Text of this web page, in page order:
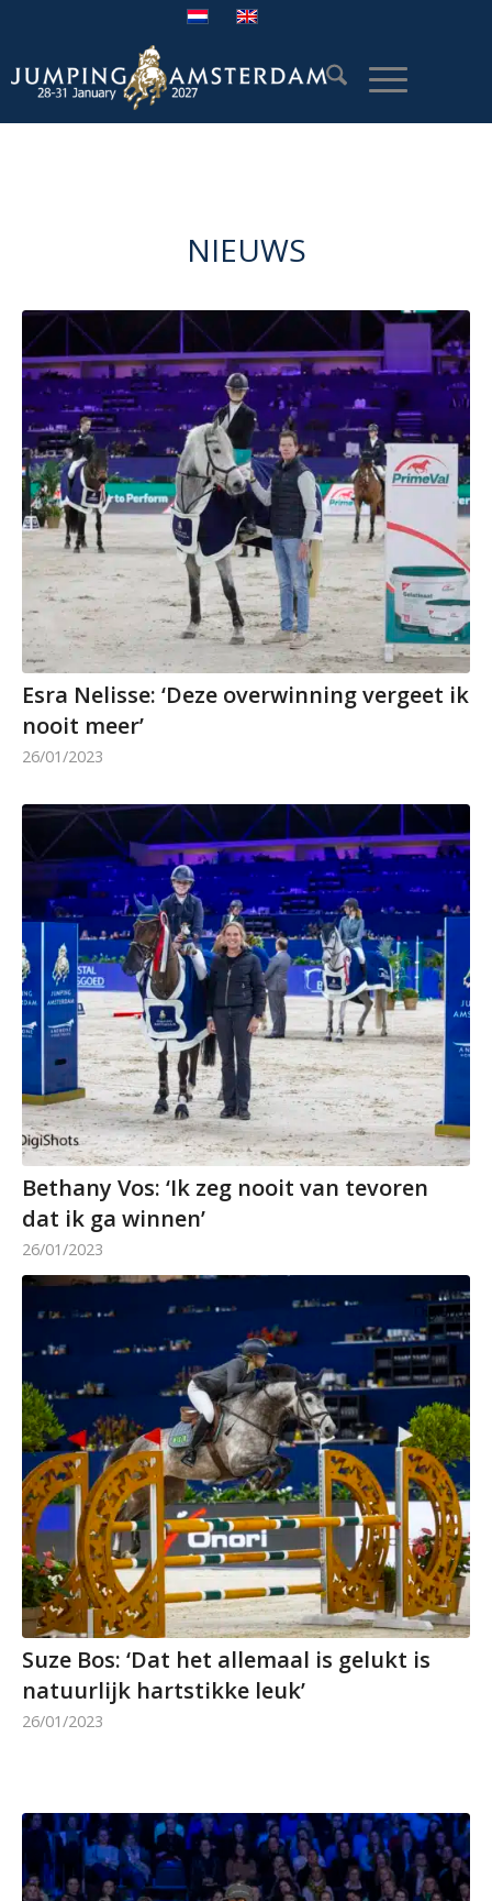
NIEUWS
Esra Nelisse: ‘Deze overwinning vergeet ik
nooit meer’
26/01/2023
Bethany Vos: ‘Ik zeg nooit van tevoren
dat ik ga winnen’
26/01/2023
Suze Bos: ‘Dat het allemaal is gelukt is
natuurlijk hartstikke leuk’
26/01/2023